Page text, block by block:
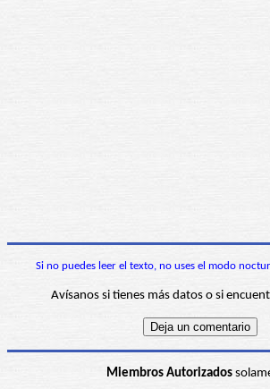
Si no puedes leer el texto, no uses el modo
Avísanos si tienes más datos o si
Miembros Autorizados